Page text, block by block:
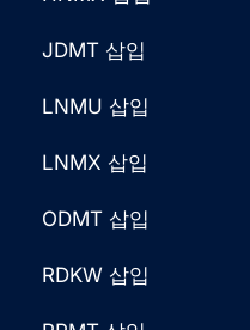
JDMT 삽입
LNMU 삽입
LNMX 삽입
ODMT 삽입
RDKW 삽입